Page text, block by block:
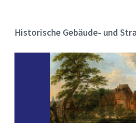
Historische Gebäude- und